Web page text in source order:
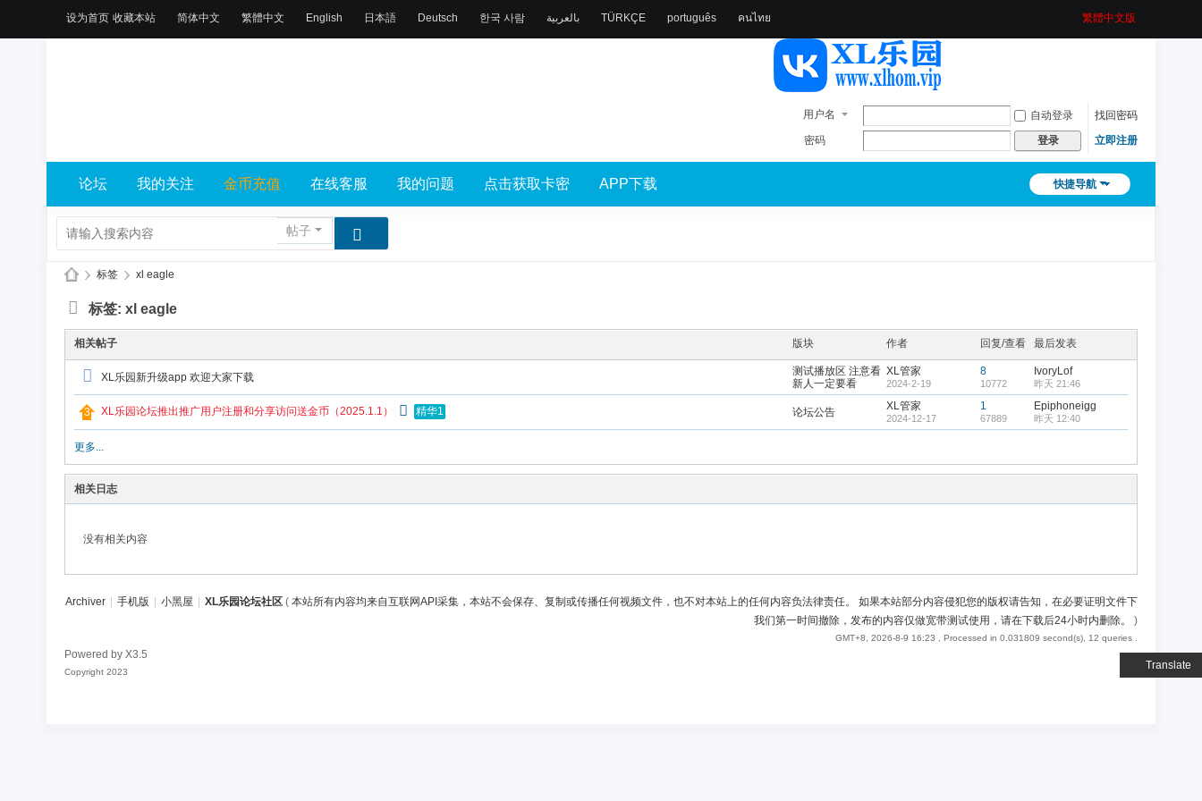
设为首页 收藏本站
Translate
简体中文 繁體中文 English 日本語 Deutsch 한국 사람 بالعربية TÜRKÇE português คนไทย 繁體中文版
用户名 自动登录
找回密码
密码
登录 立即注册
快捷导航
论坛 我的关注 金币充值 在线客服 我的问题 点击获取卡密 APP下载
帖子
X
L
乐
坛
社
区
› 标签 › xl eagle
标签: xl eagle
相关帖子 版块 作者 回复/查看 最后发表
XL乐园新升级app 欢迎大家下载
测试播放区 注意看
新人一定要看
XL管家
2024-2-19
8
10772
IvoryLof
昨天 21:46
XL乐园论坛推出推广用户注册和分享访问送金币（2025.1.1） 精华1 论坛公告 XL管家
2024-12-17
1
67889
Epiphoneigg
昨天 12:40
更多...
相关日志
没有相关内容
Archiver 手机版 小黑屋 XL乐园论坛社区 ( 本站所有内容均来自互联网API采集，本站不会保存、复制或传播任何视频文件，也不对本站上的任何内容负法律责任。 如果本站部分内容侵犯您的版权请告知，在必要证明文件下
我们第一时间撤除，发布的内容仅做宽带测试使用，请在下载后24小时内删除。
)
GMT+8, 2026-8-9 16:23 , Processed in 0.031809 second(s), 12 queries .
Powered by X3.5
Copyright 2023